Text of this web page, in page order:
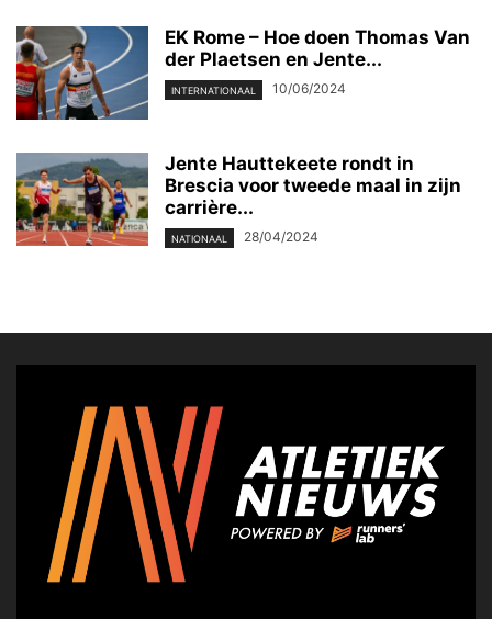
EK Rome – Hoe doen Thomas Van
der Plaetsen en Jente...
INTERNATIONAAL 10/06/2024
Jente Hauttekeete rondt in
Brescia voor tweede maal in zijn
carrière...
NATIONAAL 28/04/2024